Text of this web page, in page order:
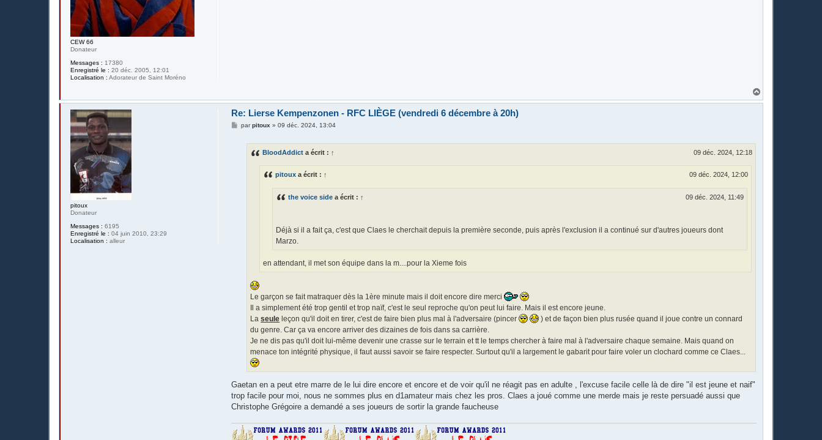
CEW 66
Donateur
Messages : 17380
Enregistré le : 20 déc. 2005, 12:01
Localisation : Adorateur de Saint Moréno
a
pitoux
Donateur
Messages : 6195
Enregistré le : 04 juin 2010, 23:29
Localisation : alleur
Re: Lierse Kempenzonen - RFC LIÈGE (vendredi 6 décembre à 20h)
Mparpitoux »09 déc. 2024, 13:04
BloodAddict a écrit : ↑ 09 déc. 2024, 12:18
pitoux a écrit : ↑ 09 déc. 2024, 12:00
the voice side a écrit : ↑ 09 déc. 2024, 11:49
Déjà si il a fait ça, c'est que Claes le cherchait depuis la première seconde, puis après l'exclusion il a continué sur d'autres joueurs dont
Marzo.
en attendant, il met son équipe dans la m....pour la Xieme fois
Le garçon se fait matraquer dès la 1ère minute mais il doit encore dire merci
Il a simplement été trop gentil et trop naïf, c'est le seul reproche qu'on peut lui faire. Mais il est encore jeune.
Laseule leçon qu'il doit en tirer, c'est de faire bien plus mal à l'adversaire (pincer
) et de façon bien plus rusée quand il joue contre un connard
du genre. Car ça va encore arriver des dizaines de fois dans sa carrière.
Je ne dis pas qu'il doit lui-même devenir une crasse sur le terrain et tt le temps chercher à faire mal à l'adversaire chaque semaine. Mais quand on
menace ton intégrité physique, il faut aussi savoir se faire respecter. Surtout qu'il a largement le gabarit pour faire voler un clochard comme ce Claes...
Gaetan en a peut etre marre de le lui dire encore et encore et de voir qu'il ne réagit pas en adulte , l'excuse facile celle là de dire "il est jeune et naif"
trop facile pour moi, nous ne sommes plus en d1amateur mais chez les pros. Claes a joué comme une merde mais je reste persuadé aussi que
Christophe Grégoire a demandé a ses joueurs de sortir la grande faucheuse